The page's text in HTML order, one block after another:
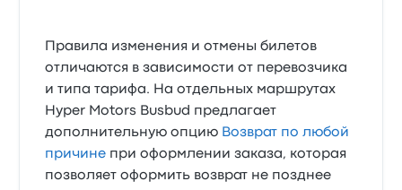
Правила изменения и отмены билетов
отличаются в зависимости от перевозчика
и типа тарифа. На отдельных маршрутах
Hyper Motors Busbud предлагает
дополнительную опцию Возврат по любой
причине при оформлении заказа, которая
позволяет оформить возврат не позднее